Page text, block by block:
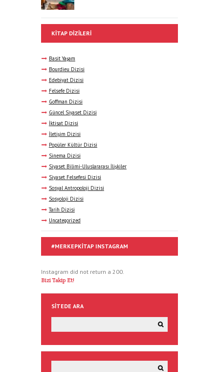
KITAP DIZILERI
Basit Yaşam
Bourdieu Dizisi
Edebiyat Dizisi
Felsefe Dizisi
Goffman Dizisi
Güncel Siyaset Dizisi
İktisat Dizisi
İletişim Dizisi
Popüler Kültür Dizisi
Sinema Dizisi
Siyaset Bilimi-Uluslararası İlişkiler
Siyaset Felsefesi Dizisi
Sosyal Antropoloji Dizisi
Sosyoloji Dizisi
Tarih Dizisi
Uncategorized
#MERKEPKITAP INSTAGRAM
Instagram did not return a 200.
Bizi Takip Et!
SITEDE ARA